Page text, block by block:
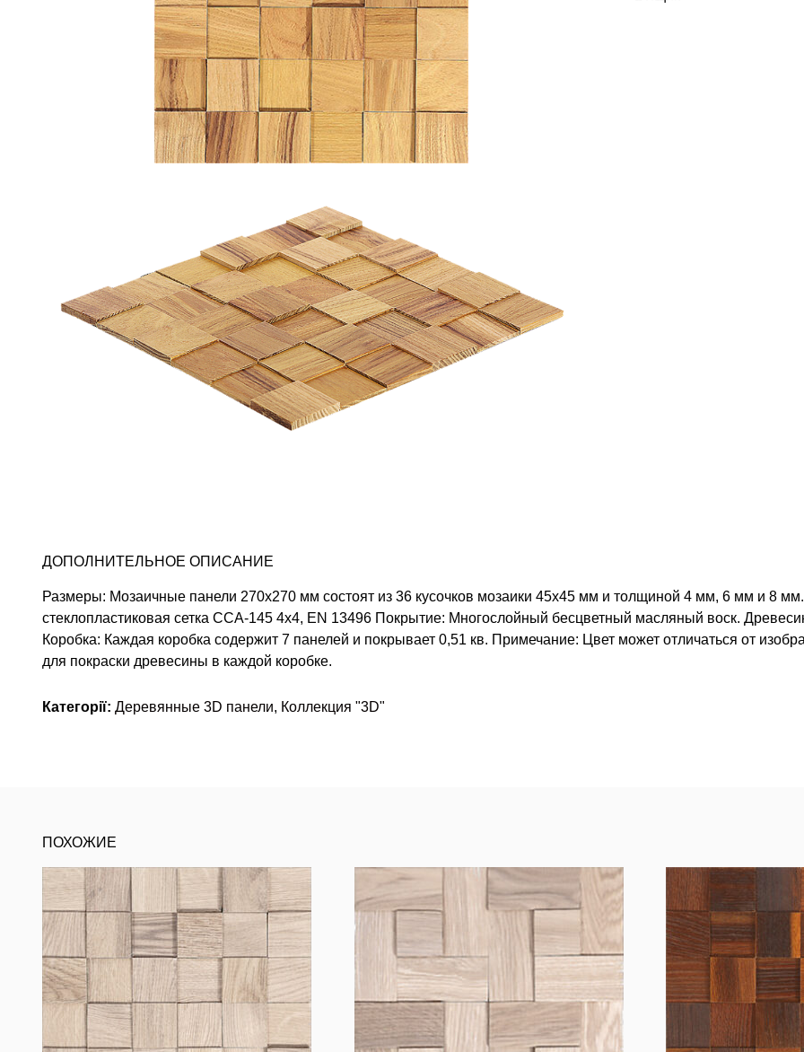
ДОПОЛНИТЕЛЬНОЕ ОПИСАНИЕ
Размеры: Мозаичные панели 270х270 мм состоят из 36 кусочков мозаики 45х45 мм и толщиной 4 мм, 6 мм и 8
стеклопластиковая сетка ССА-145 4х4, EN 13496 Покрытие: Многослойный бесцветный масляный воск.
Коробка: Каждая коробка содержит 7 панелей и покрывает 0,51 кв. Примечание: Цвет может отличаться от
для покраски древесины в каждой коробке.
Категорії: Деревянные 3D панели, Коллекция "3D"
ПОХОЖИЕ